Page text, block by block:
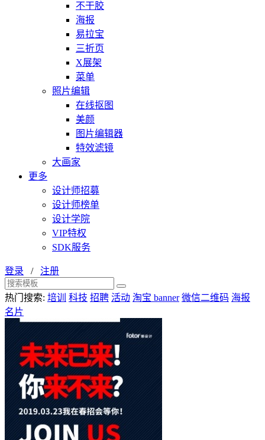
不干胶
海报
易拉宝
三折页
X展架
菜单
照片编辑
在线抠图
美颜
图片编辑器
特效滤镜
大画家
更多
设计师招募
设计师榜单
设计学院
VIP特权
SDK服务
登录 / 注册
热门搜索: 培训 科技 招聘 活动 淘宝 banner 微信二维码 海报
名片